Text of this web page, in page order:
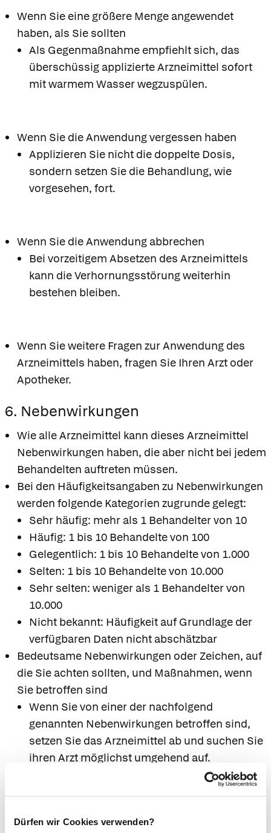
Dürfen wir Cookies verwenden?
Wenn Sie eine größere Menge angewendet
haben, als Sie sollten
Als Gegenmaßnahme empfiehlt sich, das
überschüssig applizierte Arzneimittel sofort
mit warmem Wasser wegzuspülen.
Wenn Sie die Anwendung vergessen haben
Applizieren Sie nicht die doppelte Dosis,
sondern setzen Sie die Behandlung, wie
vorgesehen, fort.
Wenn Sie die Anwendung abbrechen
Bei vorzeitigem Absetzen des Arzneimittels
kann die Verhornungsstörung weiterhin
bestehen bleiben.
Wenn Sie weitere Fragen zur Anwendung des
Arzneimittels haben, fragen Sie Ihren Arzt oder
Apotheker.
6. Nebenwirkungen
Wie alle Arzneimittel kann dieses Arzneimittel
Nebenwirkungen haben, die aber nicht bei jedem
Behandelten auftreten müssen.
Bei den Häufigkeitsangaben zu Nebenwirkungen
werden folgende Kategorien zugrunde gelegt:
Sehr häufig: mehr als 1 Behandelter von 10
Häufig: 1 bis 10 Behandelte von 100
Gelegentlich: 1 bis 10 Behandelte von 1.000
Selten: 1 bis 10 Behandelte von 10.000
Sehr selten: weniger als 1 Behandelter von
10.000
Nicht bekannt: Häufigkeit auf Grundlage der
verfügbaren Daten nicht abschätzbar
Bedeutsame Nebenwirkungen oder Zeichen, auf
die Sie achten sollten, und Maßnahmen, wenn
Sie betroffen sind
Wenn Sie von einer der nachfolgend
genannten Nebenwirkungen betroffen sind,
setzen Sie das Arzneimittel ab und suchen Sie
ihren Arzt möglichst umgehend auf.
Nach dem Auftragen kann es gelegentlich zu
lokaler Reizung, meistens leichtem Brennen,
Sehr selten können die folgenden